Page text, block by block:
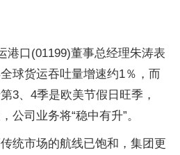
港口(01199)董事总经理朱涛表
球货运吞吐量增速约1％，而
3、4季是欧美节假日旺季，
公司业务将“稳中有升”。
统市场的航线已饱和，集团更